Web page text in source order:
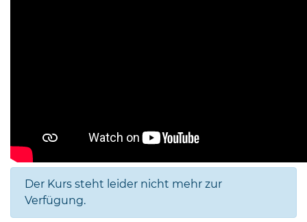
Der Kurs steht leider nicht mehr zur
Verfügung.